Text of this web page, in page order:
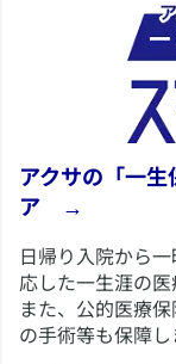
アクサの「一
ア →
日帰り入院から
応した一生涯の医
また、公的医療
の手術等も保障し